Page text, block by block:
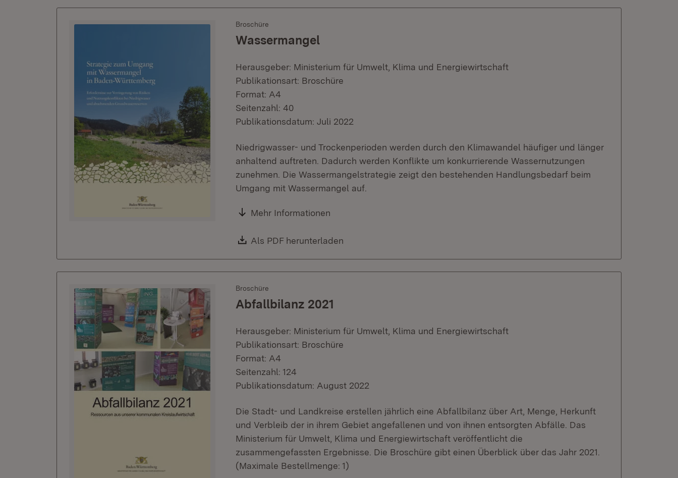
Broschüre
Wassermangel
Herausgeber: Ministerium für Umwelt, Klima und Energiewirtschaft
Publikationsart: Broschüre
Format: A4
Seitenzahl: 40
Publikationsdatum: Juli 2022
Niedrigwasser- und Trockenperioden werden durch den Klimawandel häufiger und länger
anhaltend auftreten. Dadurch werden Konflikte um konkurrierende Wassernutzungen
zunehmen. Die Wassermangelstrategie zeigt den bestehenden Handlungsbedarf beim
Umgang mit Wassermangel auf.
Mehr Informationen
Download:
Als PDF herunterladen
Broschüre
Abfallbilanz 2021
Herausgeber: Ministerium für Umwelt, Klima und Energiewirtschaft
Publikationsart: Broschüre
Format: A4
Seitenzahl: 124
Publikationsdatum: August 2022
Die Stadt- und Landkreise erstellen jährlich eine Abfallbilanz über Art, Menge, Herkunft
und Verbleib der in ihrem Gebiet angefallenen und von ihnen entsorgten Abfälle. Das
Ministerium für Umwelt, Klima und Energiewirtschaft veröffentlicht die
zusammengefassten Ergebnisse. Die Broschüre gibt einen Überblick über das Jahr 2021.
(Maximale Bestellmenge: 1)